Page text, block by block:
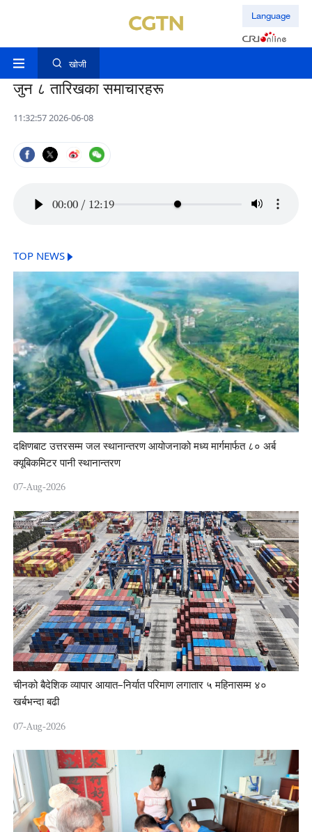
Language
खोजी
जुन ८ तारिखका समाचारहरू
11:32:57 2026-06-08
00:00 / 12:19
TOP NEWS
दक्षिणबाट उत्तरसम्म जल स्थानान्तरण आयोजनाको मध्य मार्गमार्फत ८० अर्ब
क्यूबिकमिटर पानी स्थानान्तरण
07-Aug-2026
चीनको बैदेशिक व्यापार आयात–निर्यात परिमाण लगातार ५ महिनासम्म ४०
खर्बभन्दा बढी
07-Aug-2026